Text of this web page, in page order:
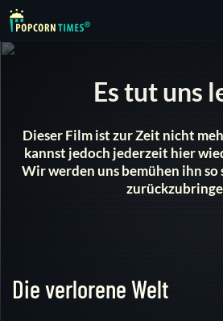
Es tut uns
Dieser Film ist zur Zeit nicht
kannst jedoch jederzeit hier
Wir werden uns bemühen ihn
Die verlorene Welt